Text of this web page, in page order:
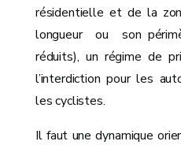
résidentielle et de la
longueur ou son
réduits), un régime de
l’interdiction pour les
les cyclistes.
Il faut une dynamique